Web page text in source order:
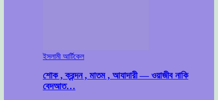
ইসলামী আর্টিকেল
শোক , ক্রন্দন , মাতম , আযাদারী — ওয়াজীব নাকি
বেদআত…